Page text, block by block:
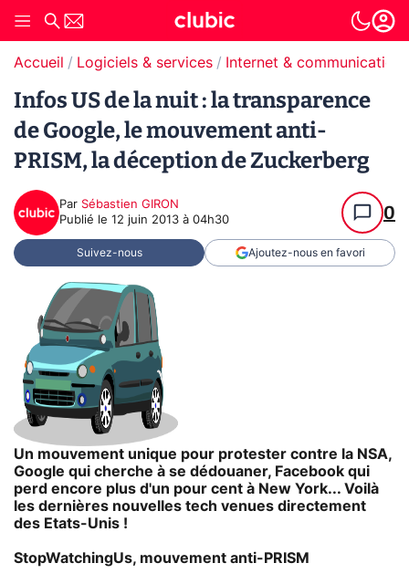
Accueil Logiciels & services Internet & communication
Infos US de la nuit : la transparence
de Google, le mouvement anti-
PRISM, la déception de Zuckerberg
Par Sébastien GIRON
Publié le 12 juin 2013 à 04h30 0
Suivez-nous Ajoutez-nous en favori
Un mouvement unique pour protester contre la NSA,
Google qui cherche à se dédouaner, Facebook qui
perd encore plus d'un pour cent à New York... Voilà
les dernières nouvelles tech venues directement
des Etats-Unis !
StopWatchingUs, mouvement anti-PRISM